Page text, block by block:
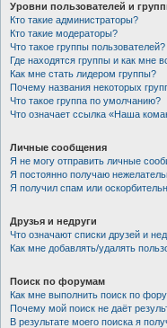
Уровни пользователей и
Кто такие администраторы?
Кто такие модераторы?
Что такое группы пользователей?
Где находятся группы и как мне
Как мне стать лидером группы?
Почему названия некоторых
Что такое группа по умолчанию?
Что означает ссылка «Наша
Личные сообщения
Я не могу отправить личные
Я постоянно получаю
Я получил спам или
Друзья и недруги
Что означают списки друзей и
Как мне добавлять/удалять
Поиск по форумам
Как мне выполнить поиск по
Почему мой поиск не даёт
В результате моего поиска я